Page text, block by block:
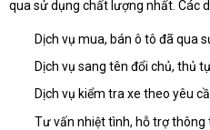
qua sử dụng chất lượng nhất. Các
Dịch vụ mua, bán ô tô đã qua
Dịch vụ sang tên đổi chủ, thủ
Dịch vụ kiểm tra xe theo yêu
Tư vấn nhiệt tình, hỗ trợ